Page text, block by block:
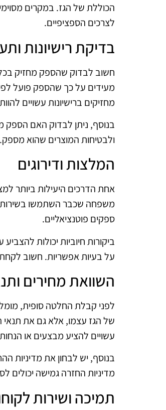
הכוללת של הגז. במקרים
לצרכים הספציפיים.
בדיקת רישיונות
חשוב לבדוק שהספק מחזיק בכל
מעידים על כך שהספק פועל
מחזיקים ברישיונות עשויים
בנוסף, ניתן לבדוק האם הספק
ולבטיחות המוצרים שהוא מספק.
המלצות ודירוגים
אחת הדרכים היעילות ביותר
משפחה שכבר השתמשו בשירותי
ספקים פוטנציאליים.
ביקורות חיוביות יכולות
על בעיות אפשריות. חשוב
השוואת מחירים
לפני קבלת החלטה סופית,
של הגז עצמו, אלא גם את תנאי
עשויים להציע מבצעים או
בנוסף, יש לבחון את מדיניות
מדיניות החזרה גמישה
תמיכה ושירות